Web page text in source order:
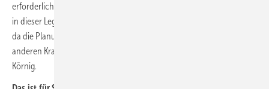
erforderlich. „Bei schnellem Handeln wird die Bundesregierung noch
in dieser Legislaturperiode erste Früchte ihrer Arbeit ernten können,
da die Planungsvorläufe bei Solarkraftwerken im Gegensatz zu
anderen Kraftwerksneubauten vergleichsweise kurz sind“, erklärt
Körnig.